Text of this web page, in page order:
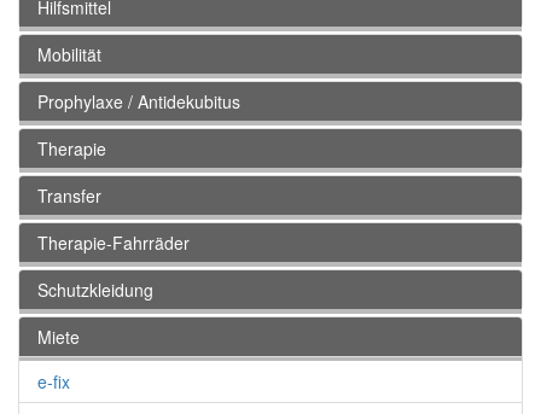
Hilfsmittel
Mobilität
Prophylaxe / Antidekubitus
Therapie
Transfer
Therapie-Fahrräder
Schutzkleidung
Miete
e-fix